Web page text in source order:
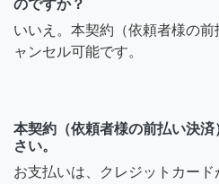
のですか？
いいえ。本契約（依頼者様の
ャンセル可能です。
本契約（依頼者様の前払い決
さい。
お支払いは、クレジットカー